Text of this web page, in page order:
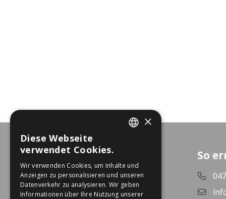
So
×
Diese Webseite
verwendet Cookies.
Wir verwenden Cookies, um Inhalte und
Anzeigen zu personalisieren und unseren
Datenverkehr zu analysieren. Wir geben
Informationen über Ihre Nutzung unserer